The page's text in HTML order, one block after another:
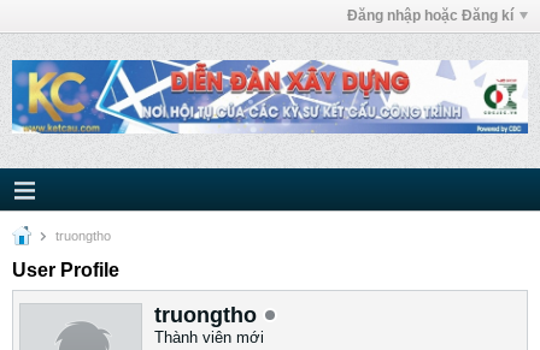
Đăng nhập hoặc Đăng kí
truongtho
User Profile
truongtho
Thành viên mới